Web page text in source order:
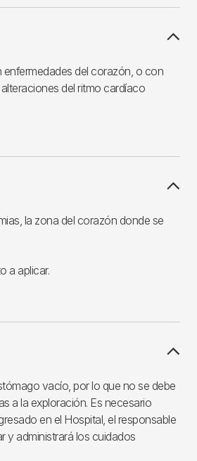
del corazón, o con
del ritmo cardíaco
la zona del corazón donde se
a aplicar.
vacío, por lo que no se debe
a la exploración. Es necesario
en el Hospital, el responsable
y administrará los cuidados